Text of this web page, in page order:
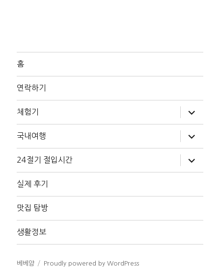
홈
연락하기
체험기
위
메
확
장
국내여행
위
메
확
장
24절기 절입시간
위
메
장
실제 후기
맛집 탐방
생활정보
베베얌 Proudly powered by WordPress